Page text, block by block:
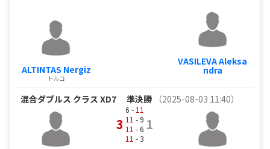
ALTINTAS Nergiz
トルコ
VASILEVA Aleksa
ndra
混合ダブルス クラス XD7 準決勝 （2025-08-03 11:40）
3
6 - 11
11 - 9
11 - 6
11 - 3
1